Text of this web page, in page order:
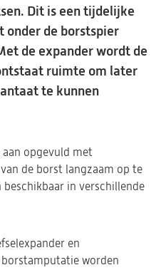
Dit is een tijdelijke
onder de borstspier
de expander wordt de
ruimte om later
te kunnen
opgevuld met
de borst langzaam op te
beschikbaar in verschillende
en
worden